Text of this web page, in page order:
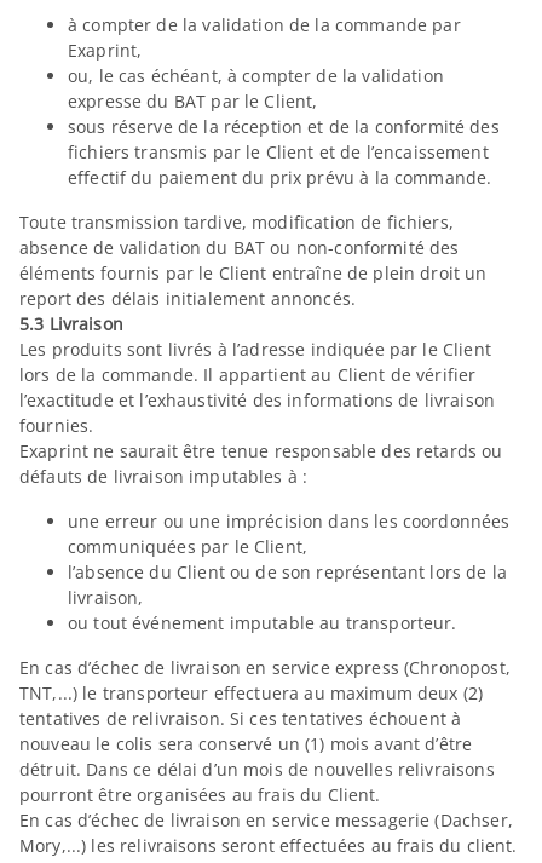
à compter de la validation de la commande par
Exaprint,
ou, le cas échéant, à compter de la validation
expresse du BAT par le Client,
sous réserve de la réception et de la conformité des
fichiers transmis par le Client et de l’encaissement
effectif du paiement du prix prévu à la commande.
Toute transmission tardive, modification de fichiers,
absence de validation du BAT ou non-conformité des
éléments fournis par le Client entraîne de plein droit un
report des délais initialement annoncés.
5.3 Livraison
Les produits sont livrés à l’adresse indiquée par le Client
lors de la commande. Il appartient au Client de vérifier
l’exactitude et l’exhaustivité des informations de livraison
fournies.
Exaprint ne saurait être tenue responsable des retards ou
défauts de livraison imputables à :
une erreur ou une imprécision dans les coordonnées
communiquées par le Client,
l’absence du Client ou de son représentant lors de la
livraison,
ou tout événement imputable au transporteur.
En cas d’échec de livraison en service express (Chronopost,
TNT,...) le transporteur effectuera au maximum deux (2)
tentatives de relivraison. Si ces tentatives échouent à
nouveau le colis sera conservé un (1) mois avant d’être
détruit. Dans ce délai d’un mois de nouvelles relivraisons
pourront être organisées au frais du Client.
En cas d’échec de livraison en service messagerie (Dachser,
Mory,...) les relivraisons seront effectuées au frais du client.